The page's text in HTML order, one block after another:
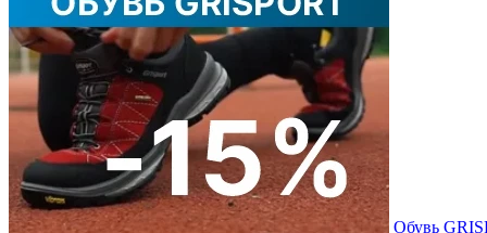
Обувь